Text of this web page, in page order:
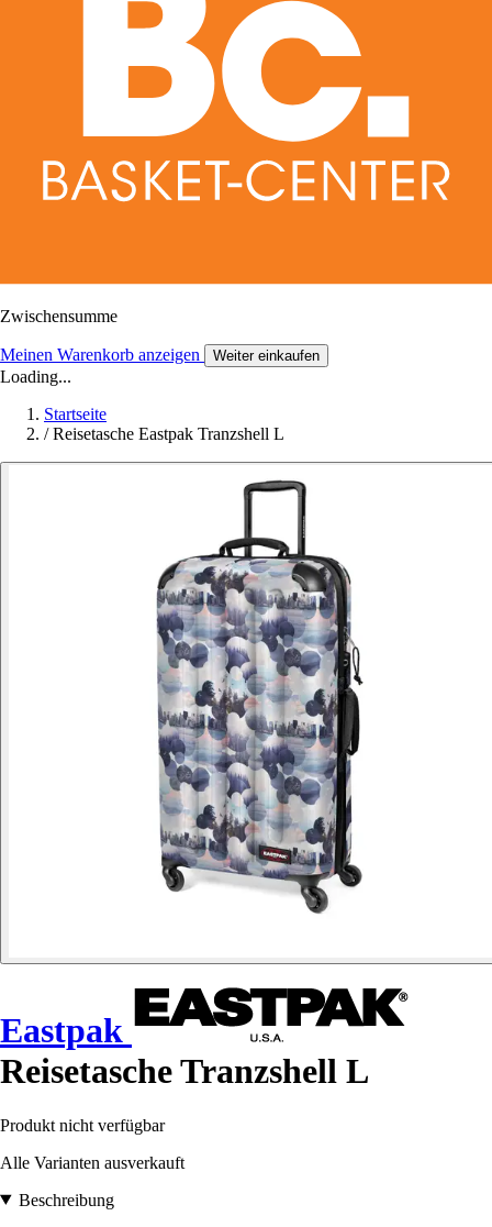
Zwischensumme
Meinen Warenkorb anzeigen Weiter einkaufen
Loading...
Startseite
/ Reisetasche Eastpak Tranzshell L
Eastpak
Reisetasche Tranzshell L
Produkt nicht verfügbar
Alle Varianten ausverkauft
Beschreibung